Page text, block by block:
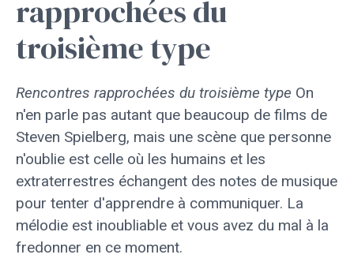
rapprochées du
troisième type
Rencontres rapprochées du troisième type On
n'en parle pas autant que beaucoup de films de
Steven Spielberg, mais une scène que personne
n'oublie est celle où les humains et les
extraterrestres échangent des notes de musique
pour tenter d'apprendre à communiquer. La
mélodie est inoubliable et vous avez du mal à la
fredonner en ce moment.